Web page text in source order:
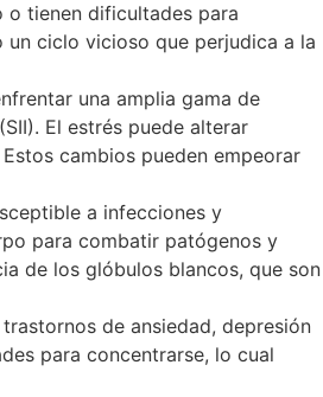
o tienen dificultades para
un ciclo vicioso que perjudica a la
una amplia gama de
El estrés puede alterar
cambios pueden empeorar
a infecciones y
para combatir patógenos y
de los glóbulos blancos, que son
de ansiedad, depresión
para concentrarse, lo cual